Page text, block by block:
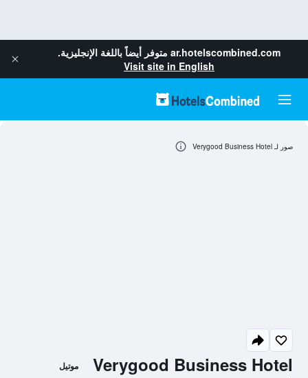
ar.hotelscombined.com متوفر أيضاً باللغة الإنجليزية.
Visit site in English
Verygood Business Hotel موتيل
صور لـ Verygood Business Hotel